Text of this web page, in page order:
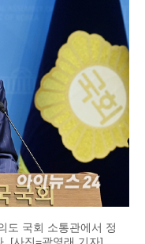
도 국회 소통관에서 정
[사진=곽영래 기자]